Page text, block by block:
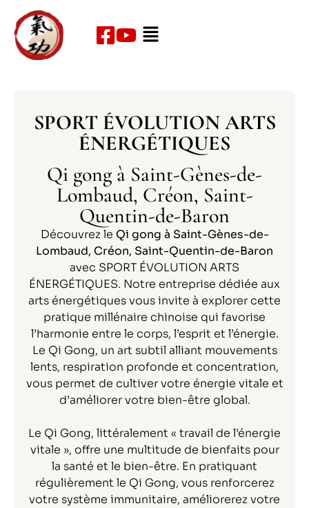
SPORT ÉVOLUTION ARTS
ÉNERGÉTIQUES
Qi gong à Saint-Gènes-de-
Lombaud, Créon, Saint-
Quentin-de-Baron
Découvrez le Qi gong à Saint-Gènes-de-
Lombaud, Créon, Saint-Quentin-de-Baron
avec SPORT ÉVOLUTION ARTS
ÉNERGÉTIQUES. Notre entreprise dédiée aux
arts énergétiques vous invite à explorer cette
pratique millénaire chinoise qui favorise
l’harmonie entre le corps, l’esprit et l’énergie.
Le Qi Gong, un art subtil alliant mouvements
lents, respiration profonde et concentration,
vous permet de cultiver votre énergie vitale et
d’améliorer votre bien-être global.
Le Qi Gong, littéralement « travail de l’énergie
vitale », offre une multitude de bienfaits pour
la santé et le bien-être. En pratiquant
régulièrement le Qi Gong, vous renforcerez
votre système immunitaire, améliorerez votre